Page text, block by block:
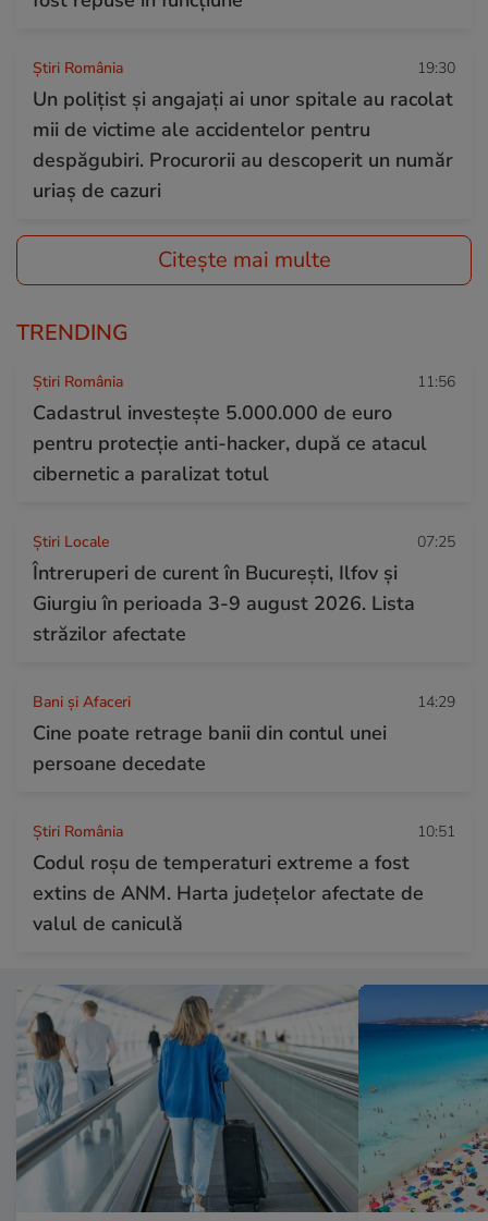
Știri România 19:30
Un polițist și angajați ai unor spitale au racolat
mii de victime ale accidentelor pentru
despăgubiri. Procurorii au descoperit un număr
uriaș de cazuri
Citește mai multe
TRENDING
Știri România 11:56
Cadastrul investește 5.000.000 de euro
pentru protecție anti-hacker, după ce atacul
cibernetic a paralizat totul
Știri Locale 07:25
Întreruperi de curent în București, Ilfov și
Giurgiu în perioada 3-9 august 2026. Lista
străzilor afectate
Bani și Afaceri 14:29
Cine poate retrage banii din contul unei
persoane decedate
Știri România 10:51
Codul roșu de temperaturi extreme a fost
extins de ANM. Harta județelor afectate de
valul de caniculă